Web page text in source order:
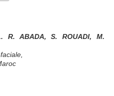
R. ABADA, S. ROUADI, M.